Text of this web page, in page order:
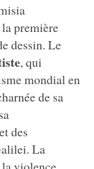
première
dessin. Le
, qui
mondial en
de sa
des
La